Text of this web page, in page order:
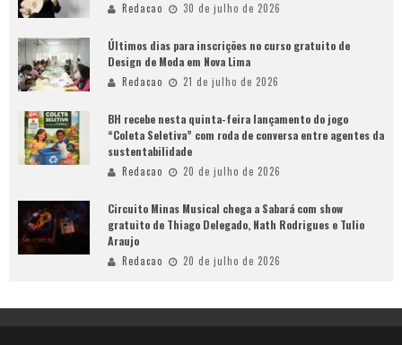
Redacao 30 de julho de 2026
Últimos dias para inscrições no curso gratuito de
Design de Moda em Nova Lima
Redacao 21 de julho de 2026
BH recebe nesta quinta-feira lançamento do jogo
“Coleta Seletiva” com roda de conversa entre agentes da
sustentabilidade
Redacao 20 de julho de 2026
Circuito Minas Musical chega a Sabará com show
gratuito de Thiago Delegado, Nath Rodrigues e Tulio
Araujo
Redacao 20 de julho de 2026